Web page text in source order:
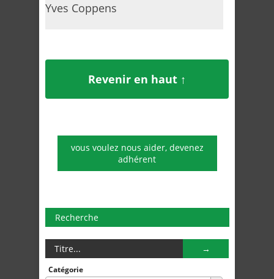
Yves Coppens
Revenir en haut ↑
vous voulez nous aider, devenez
adhérent
Recherche
Catégorie